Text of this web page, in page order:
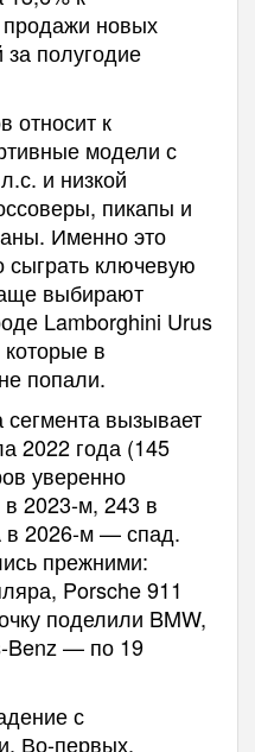
новых
полугодие
относит к
модели с
и низкой
пикапы и
Именно это
сыграть ключевую
выбирают
Lamborghini Urus
в
попали.
вызывает
2022 года (145
уверенно
2023-м, 243 в
в 2026-м — спад.
прежними:
Porsche 911
поделили BMW,
Benz — по 19
с
Во-первых,